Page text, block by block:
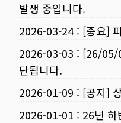
발생 중입니다.
2026-03-24: [중요]
2026-03-03 : [26/05/
단됩니다.
2026-01-09 : [공지]
2026-01-01 : 26년 하